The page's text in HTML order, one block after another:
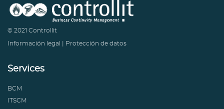
© 2021 Controllit
Información legal Protección de datos
Services
BCM
ITSCM